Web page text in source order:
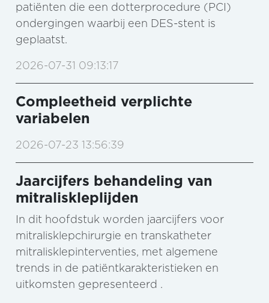
patiënten die een dotterprocedure (PCI)
ondergingen waarbij een DES-stent is
geplaatst.
2026-07-31 09:13:17
Compleetheid verplichte
variabelen
2026-07-23 13:56:39
Jaarcijfers behandeling van
mitraliskleplijden
In dit hoofdstuk worden jaarcijfers voor
mitralisklepchirurgie en transkatheter
mitralisklepinterventies, met algemene
trends in de patiëntkarakteristieken en
uitkomsten gepresenteerd .